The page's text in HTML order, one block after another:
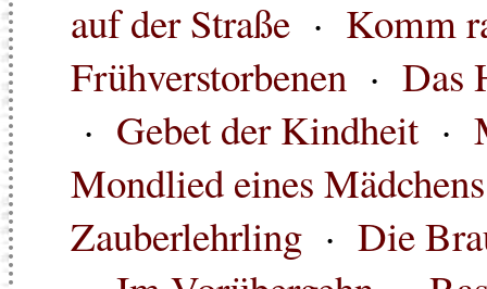
auf der Straße · Komm
Frühverstorbenen · Das
· Gebet der Kindheit ·
Mondlied eines Mädchens
Zauberlehrling · Die